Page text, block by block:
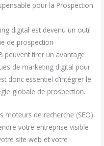
pour la Prospection
digital est devenu un outil
de prospection
peuvent tirer un avantage
de marketing digital pour
donc essentiel d’intégrer le
globale de prospection.
moteurs de recherche (SEO)
votre entreprise visible
site web et votre